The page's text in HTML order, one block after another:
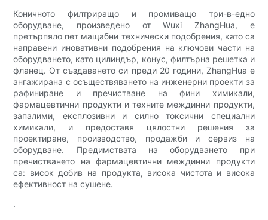
Коничното филтриращо и промиващо три-в-едно
оборудване, произведено от Wuxi ZhangHua, е
претърпяло пет мащабни технически подобрения, като са
направени иновативни подобрения на ключови части на
оборудването, като цилиндър, конус, филтърна решетка и
фланец. От създаването си преди 20 години, ZhangHua е
ангажирана с осъществяването на инженерни проекти за
рафиниране и пречистване на фини химикали,
фармацевтични продукти и техните междинни продукти,
запалими, експлозивни и силно токсични специални
химикали, и предоставя цялостни решения за
проектиране, производство, продажби и сервиз на
оборудване. Предимствата на оборудването при
пречистването на фармацевтични междинни продукти
са: висок добив на продукта, висока чистота и висока
ефективност на сушене.
.